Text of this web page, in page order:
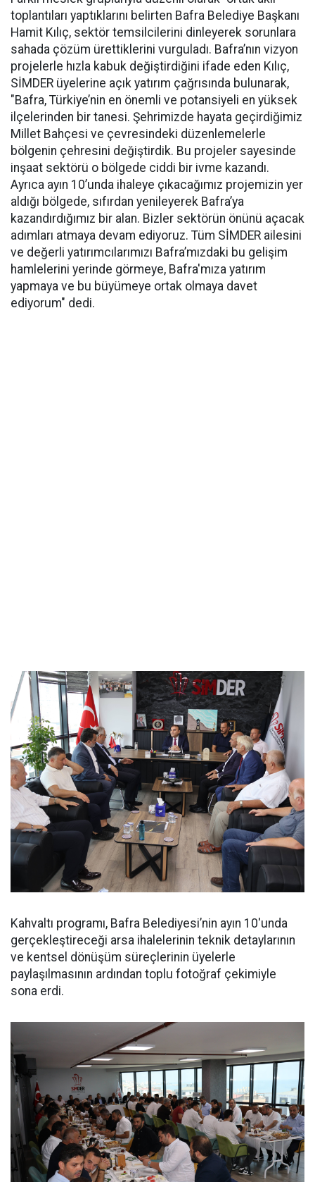
toplantıları yaptıklarını belirten Bafra Belediye Başkanı
Hamit Kılıç, sektör temsilcilerini dinleyerek sorunlara
sahada çözüm ürettiklerini vurguladı. Bafra’nın vizyon
projelerle hızla kabuk değiştirdiğini ifade eden Kılıç,
SİMDER üyelerine açık yatırım çağrısında bulunarak,
"Bafra, Türkiye’nin en önemli ve potansiyeli en yüksek
ilçelerinden bir tanesi. Şehrimizde hayata geçirdiğimiz
Millet Bahçesi ve çevresindeki düzenlemelerle
bölgenin çehresini değiştirdik. Bu projeler sayesinde
inşaat sektörü o bölgede ciddi bir ivme kazandı.
Ayrıca ayın 10’unda ihaleye çıkacağımız projemizin yer
aldığı bölgede, sıfırdan yenileyerek Bafra’ya
kazandırdığımız bir alan. Bizler sektörün önünü açacak
adımları atmaya devam ediyoruz. Tüm SİMDER ailesini
ve değerli yatırımcılarımızı Bafra’mızdaki bu gelişim
hamlelerini yerinde görmeye, Bafra'mıza yatırım
yapmaya ve bu büyümeye ortak olmaya davet
ediyorum" dedi.
Kahvaltı programı, Bafra Belediyesi’nin ayın 10'unda
gerçekleştireceği arsa ihalelerinin teknik detaylarının
ve kentsel dönüşüm süreçlerinin üyelerle
paylaşılmasının ardından toplu fotoğraf çekimiyle
sona erdi.